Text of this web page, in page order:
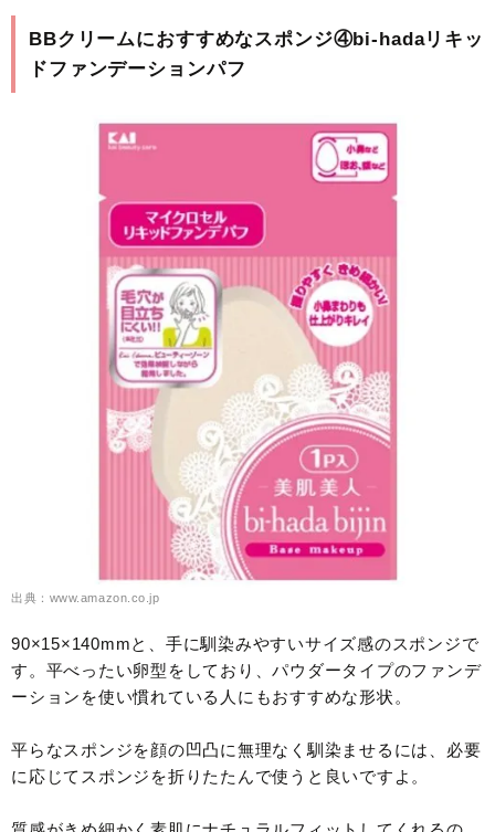
BBクリームにおすすめなスポンジ④bi-hadaリキッ
ドファンデーションパフ
出典：www.amazon.co.jp
90×15×140mmと、手に馴染みやすいサイズ感のスポンジで
す。平べったい卵型をしており、パウダータイプのファンデ
ーションを使い慣れている人にもおすすめな形状。
平らなスポンジを顔の凹凸に無理なく馴染ませるには、必要
に応じてスポンジを折りたたんで使うと良いですよ。